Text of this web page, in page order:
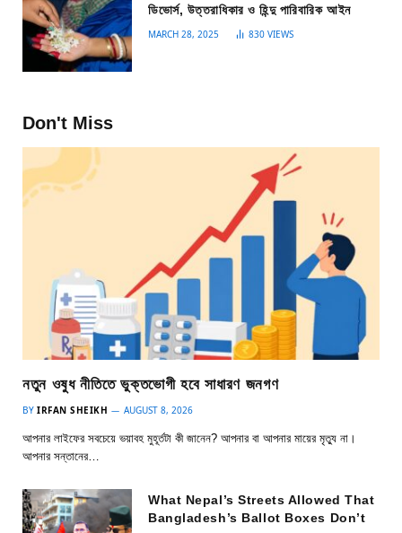
ডিভোর্স, উত্তরাধিকার ও হিন্দু পারিবারিক আইন
MARCH 28, 2025 830 VIEWS
Don't Miss
নতুন ওষুধ নীতিতে ভুক্তভোগী হবে সাধারণ জনগণ
BY IRFAN SHEIKH AUGUST 8, 2026
আপনার লাইফের সবচেয়ে ভয়াবহ মুহূর্তটা কী জানেন? আপনার বা আপনার মায়ের মৃত্যু না।
আপনার সন্তানের…
What Nepal’s Streets Allowed That
Bangladesh’s Ballot Boxes Don’t